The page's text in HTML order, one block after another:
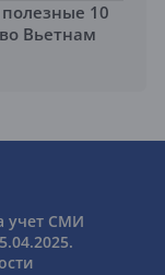
10
Вьетнам
учет СМИ